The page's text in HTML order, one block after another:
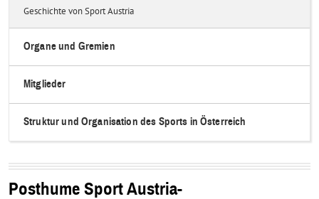
Geschichte von Sport Austria
Organe und Gremien
Mitglieder
Struktur und Organisation des Sports in Österreich
Posthume Sport Austria-